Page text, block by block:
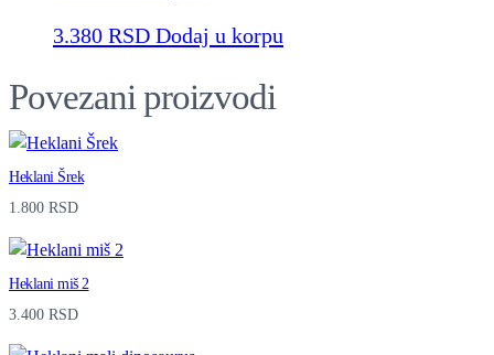
t
i
t
y
3.380 RSD Dodaj u korpu
Povezani proizvodi
Heklani Šrek
1.800 RSD
Heklani miš 2
3.400 RSD